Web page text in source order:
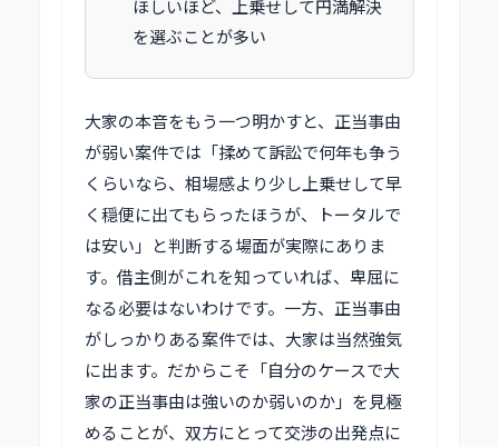
ほしいほど、上乗せして円満解決
を選ぶことが多い
大家の本音をもう一つ明かすと、正当事由
が弱い案件では「揉めて訴訟で何年も争う
くらいなら、相場感より少し上乗せして早
く穏便に出てもらったほうが、トータルで
は安い」と判断する場面が実際にありま
す。借主側がこれを知っていれば、卑屈に
なる必要はないわけです。一方、正当事由
がしっかりある案件では、大家は当然強気
に出ます。だからこそ「自分のケースで大
家の正当事由は強いのか弱いのか」を見極
めることが、双方にとって交渉の出発点に